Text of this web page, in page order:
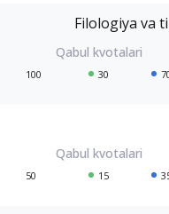
Filologiya va
100 30
50 15